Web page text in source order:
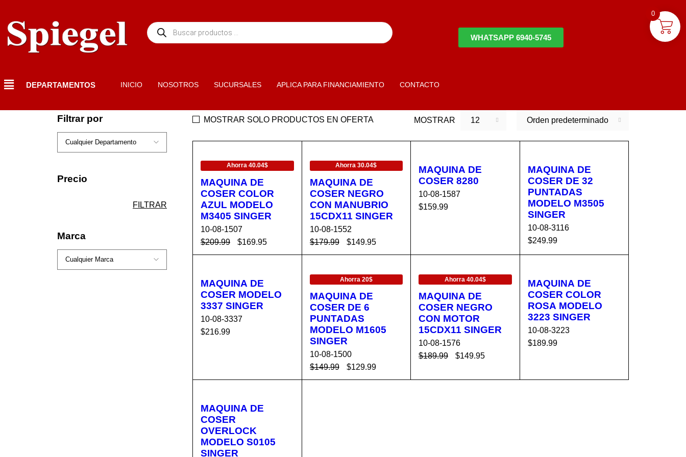
WHATSAPP 6940-5745
DEPARTAMENTOS INICIO NOSOTROS SUCURSALES APLICA PARA FINANCIAMIENTO CONTACTO
Filtrar por
Precio
FILTRAR
Marca
Orden predeterminado
MOSTRAR 12
MOSTRAR SOLO PRODUCTOS EN OFERTA
Ahorra 40.04$
MAQUINA DE
COSER COLOR
AZUL MODELO
M3405 SINGER
10-08-1507
$209.99 $169.95
AÑADIR AL C
VISTA
Ahorra 30.04$
MAQUINA DE
COSER NEGRO
CON MANUBRIO
15CDX11 SINGER
10-08-1552
$179.99 $149.95
AÑADIR AL C
VISTA
MAQUINA DE
COSER 8280
10-08-1587
$159.99
MAQUINA DE
COSER DE 32
PUNTADAS
MODELO M3505
SINGER
10-08-3116
$249.99
AÑADIR AL C
VISTA
MAQUINA DE
COSER MODELO
3337 SINGER
10-08-3337
$216.99
Ahorra 20$
MAQUINA DE
COSER DE 6
PUNTADAS
MODELO M1605
SINGER
10-08-1500
$149.99 $129.99
AÑADIR AL C
VISTA
Ahorra 40.04$
MAQUINA DE
COSER NEGRO
CON MOTOR
15CDX11 SINGER
10-08-1576
$189.99 $149.95
MAQUINA DE
COSER COLOR
ROSA MODELO
3223 SINGER
10-08-3223
$189.99
MAQUINA DE
COSER
OVERLOCK
MODELO S0105
SINGER
0